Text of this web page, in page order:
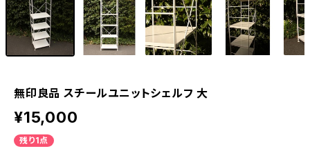
無印良品 スチールユニットシェルフ 大
¥15,000
残り1点